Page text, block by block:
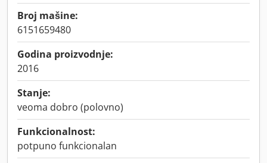
Broj mašine:
6151659480
Godina proizvodnje:
2016
Stanje:
veoma dobro (polovno)
Funkcionalnost:
potpuno funkcionalan